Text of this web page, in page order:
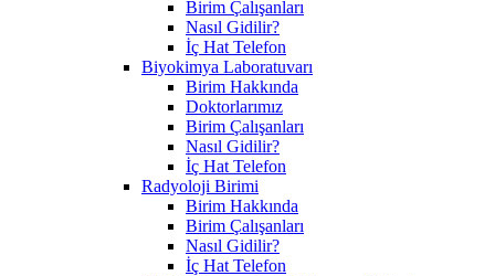
Birim Çalışanları
Nasıl Gidilir?
İç Hat Telefon
Biyokimya Laboratuvarı
Birim Hakkında
Doktorlarımız
Birim Çalışanları
Nasıl Gidilir?
İç Hat Telefon
Radyoloji Birimi
Birim Hakkında
Birim Çalışanları
Nasıl Gidilir?
İç Hat Telefon